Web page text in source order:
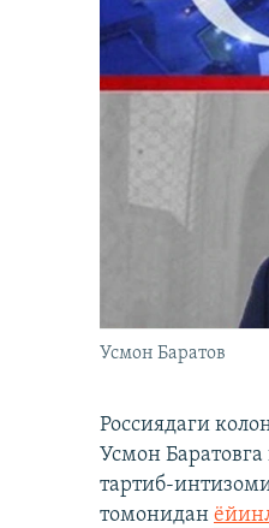
Усмон Баратов
Россиядаги
Усмон
тартиб-
томонидан